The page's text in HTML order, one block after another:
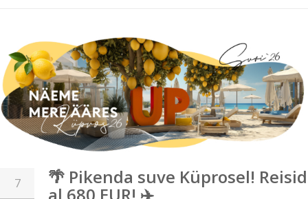
7 🌴 Pikenda suve Küprosel! Reisid